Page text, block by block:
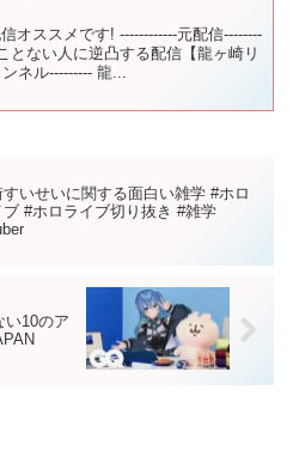
オススメです! ------------元配信--------
とない人に逆凸する配信【龍ヶ崎リ
ネル--------- 龍...
すいせいに関する面白い雑学 #ホロ
ブ #ホロライブ切り抜き #雑学
い10のア